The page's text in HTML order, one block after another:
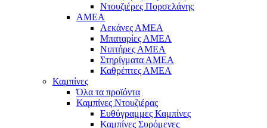
Ντουζιέρες Πορσελάνης
ΑΜΕΑ
Λεκάνες ΑΜΕΑ
Μπαταρίες ΑΜΕΑ
Νιπτήρες ΑΜΕΑ
Στηρίγματα ΑΜΕΑ
Καθρέπτες ΑΜΕΑ
Καμπίνες
Όλα τα προϊόντα
Καμπίνες Ντουζιέρας
Ευθύγραμμες Καμπίνες
Καμπίνες Συρόμενες